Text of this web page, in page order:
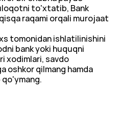
to'xtatib, Bank
raqami orqali murojaat
tomonidan ishlatilinishini
bank yoki huquqni
xodimlari, savdo
oshkor qilmang hamda